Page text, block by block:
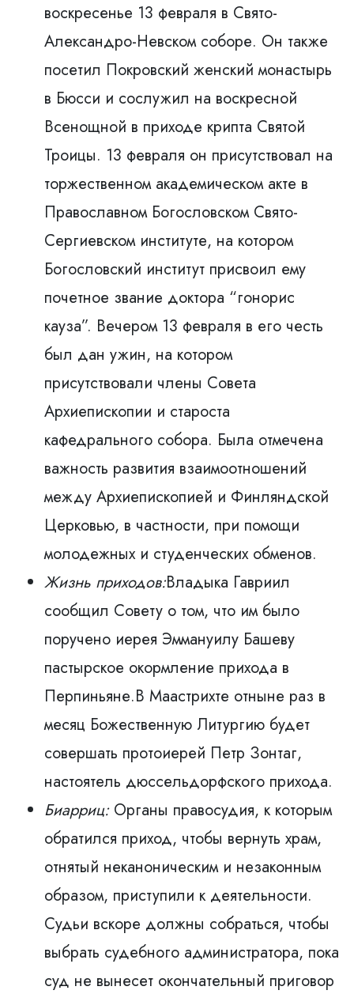
воскресенье 13 февраля в Свято-
Александрo-Невском соборе. Он также
посетил Покровский женский монастырь
в Бюсси и сослужил на воскресной
Всенощной в приходе крипта Святой
Троицы. 13 февраля он присутствовал на
торжественном академическом акте в
Православном Богословском Свято-
Сергиевском институте, на котором
Богословский институт присвоил ему
почетное звание доктора “гонорис
кауза”. Вечером 13 февраля в его честь
был дан ужин, на котором
присутствовали члены Совета
Архиепископии и староста
кафедрального собора. Была отмечена
важность развития взаимоотношений
между Архиепископией и Финляндской
Церковью, в частности, при помощи
молодежных и студенческих обменов.
Жизнь приходов:Владыка Гавриил
сообщил Совету о том, что им было
поручено иерея Эммануилу Башеву
пастырское окормление прихода в
Перпиньяне.В Маастрихте отныне раз в
месяц Божественную Литургию будет
совершать протоиерей Петр Зонтаг,
настоятель дюссельдорфского прихода.
Биарриц:Органы правосудия, к которым
обратился приход, чтобы вернуть храм,
отнятый неканоническим и незаконным
образом, приступили к деятельности.
Судьи вскоре должны собраться, чтобы
выбрать судебного администратора, пока
суд не вынесет окончательный приговор